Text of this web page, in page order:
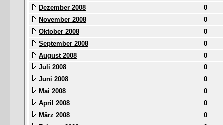
Dezember 2008
0
November 2008
0
Oktober 2008
0
September 2008
0
August 2008
0
Juli 2008
0
Juni 2008
0
Mai 2008
0
April 2008
0
März 2008
0